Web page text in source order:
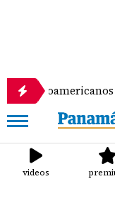
y del
videos